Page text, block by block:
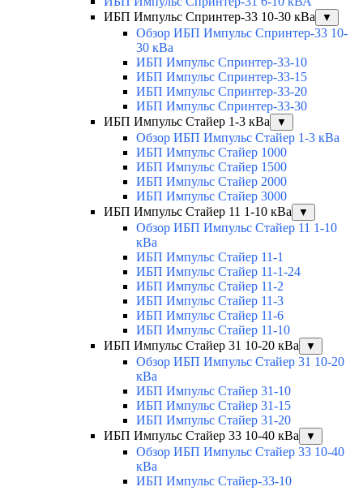
ИБП Импульс Спринтер-33 10-30 кВа
▼
Обзор ИБП Импульс Спринтер-33 10-
30 кВа
ИБП Импульс Спринтер-33-10
ИБП Импульс Спринтер-33-15
ИБП Импульс Спринтер-33-20
ИБП Импульс Спринтер-33-30
ИБП Импульс Стайер 1-3 кВа
▼
Обзор ИБП Импульс Стайер 1-3 кВа
ИБП Импульс Стайер 1000
ИБП Импульс Стайер 1500
ИБП Импульс Стайер 2000
ИБП Импульс Стайер 3000
ИБП Импульс Стайер 11 1-10 кВа
▼
Обзор ИБП Импульс Стайер 11 1-10
кВа
ИБП Импульс Стайер 11-1
ИБП Импульс Стайер 11-1-24
ИБП Импульс Стайер 11-2
ИБП Импульс Стайер 11-3
ИБП Импульс Стайер 11-6
ИБП Импульс Стайер 11-10
ИБП Импульс Стайер 31 10-20 кВа
▼
Обзор ИБП Импульс Стайер 31 10-20
кВа
ИБП Импульс Стайер 31-10
ИБП Импульс Стайер 31-15
ИБП Импульс Стайер 31-20
ИБП Импульс Стайер 33 10-40 кВа
▼
Обзор ИБП Импульс Стайер 33 10-40
кВа
ИБП Импульс Стайер-33-10